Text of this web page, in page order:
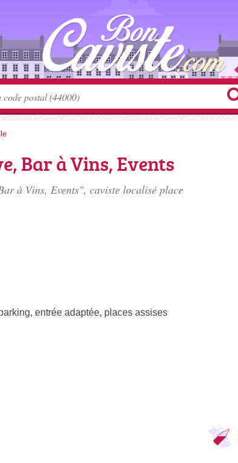
Bar à Vins, Events
à Vins, Events", caviste localisé place
entrée adaptée, places assises